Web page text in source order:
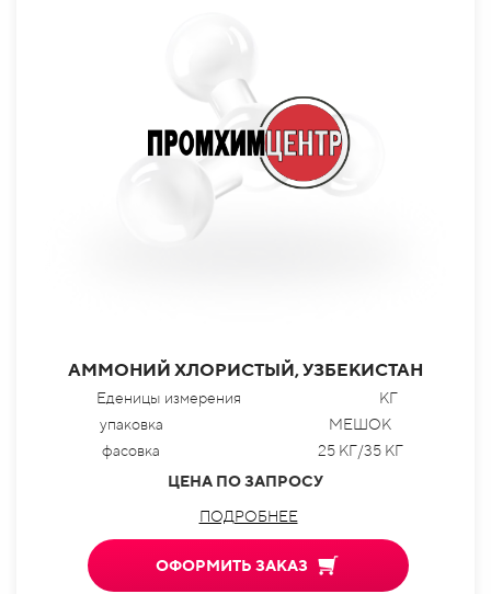
АММОНИЙ ХЛОРИСТЫЙ, УЗБЕКИСТАН
Еденицы измерения
КГ
упаковка
МЕШОК
фасовка
25 КГ/35 КГ
ЦЕНА ПО ЗАПРОСУ
ПОДРОБНЕЕ
ОФОРМИТЬ ЗАКАЗ